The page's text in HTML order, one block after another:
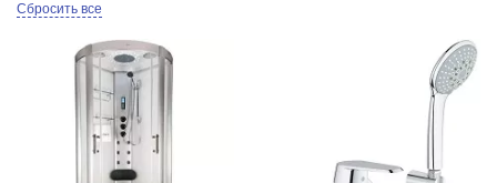
Сбросить все